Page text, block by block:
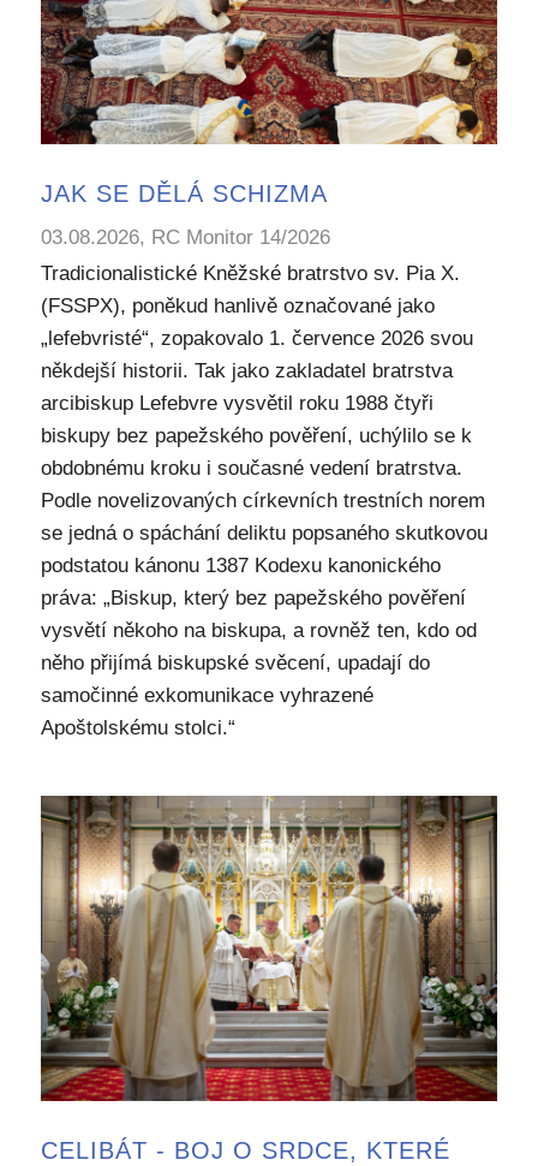
JAK SE DĚLÁ SCHIZMA
03.08.2026, RC Monitor 14/2026
Tradicionalistické Kněžské bratrstvo sv. Pia X.
(FSSPX), poněkud hanlivě označované jako
„lefebvristé“, zopakovalo 1. července 2026 svou
někdejší historii. Tak jako zakladatel bratrstva
arcibiskup Lefebvre vysvětil roku 1988 čtyři
biskupy bez papežského pověření, uchýlilo se k
obdobnému kroku i současné vedení bratrstva.
Podle novelizovaných církevních trestních norem
se jedná o spáchání deliktu popsaného skutkovou
podstatou kánonu 1387 Kodexu kanonického
práva: „Biskup, který bez papežského pověření
vysvětí někoho na biskupa, a rovněž ten, kdo od
něho přijímá biskupské svěcení, upadají do
samočinné exkomunikace vyhrazené
Apoštolskému stolci.“
CELIBÁT - BOJ O SRDCE, KTERÉ